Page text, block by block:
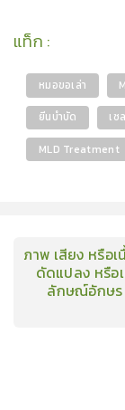
แท็ก :
หมอขอเล่า
ยีนบำบัด
เซ
MLD Treatment
ภาพ เสียง หรือ
ดัดแปลง หรือ
ลักษณ์อักษร